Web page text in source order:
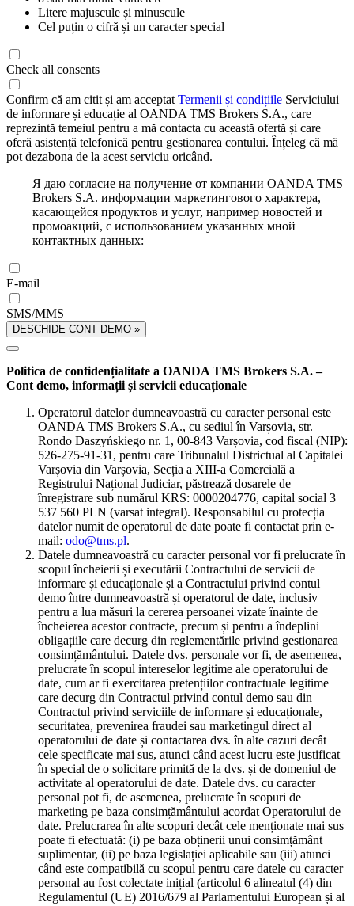
Litere majuscule și minuscule
Cel puțin o cifră și un caracter special
Check all consents
Confirm că am citit și am acceptat Termenii și condițiile Serviciului
de informare și educație al OANDA TMS Brokers S.A., care
reprezintă temeiul pentru a mă contacta cu această ofertă și care
oferă asistență telefonică pentru gestionarea contului. Înțeleg că mă
pot dezabona de la acest serviciu oricând.
Я даю согласие на получение от компании OANDA TMS
Brokers S.A. информации маркетингового характера,
касающейся продуктов и услуг, например новостей и
промоакций, с использованием указанных мной
контактных данных:
E-mail
SMS/MMS
DESCHIDE CONT DEMO »
Politica de confidențialitate a OANDA TMS Brokers S.A. –
Cont demo, informații și servicii educaționale
Operatorul datelor dumneavoastră cu caracter personal este
OANDA TMS Brokers S.A., cu sediul în Varșovia, str.
Rondo Daszyńskiego nr. 1, 00-843 Varșovia, cod fiscal (NIP):
526-275-91-31, pentru care Tribunalul Districtual al Capitalei
Varșovia din Varșovia, Secția a XIII-a Comercială a
Registrului Național Judiciar, păstrează dosarele de
înregistrare sub numărul KRS: 0000204776, capital social 3
537 560 PLN (varsat integral). Responsabilul cu protecția
datelor numit de operatorul de date poate fi contactat prin e-
mail: odo@tms.pl.
Datele dumneavoastră cu caracter personal vor fi prelucrate în
scopul încheierii și executării Contractului de servicii de
informare și educaționale și a Contractului privind contul
demo între dumneavoastră și operatorul de date, inclusiv
pentru a lua măsuri la cererea persoanei vizate înainte de
încheierea acestor contracte, precum și pentru a îndeplini
obligațiile care decurg din reglementările privind gestionarea
consimțământului. Datele dvs. personale vor fi, de asemenea,
prelucrate în scopul intereselor legitime ale operatorului de
date, cum ar fi exercitarea pretențiilor contractuale legitime
care decurg din Contractul privind contul demo sau din
Contractul privind serviciile de informare și educaționale,
securitatea, prevenirea fraudei sau marketingul direct al
operatorului de date și contactarea dvs. în alte cazuri decât
cele specificate mai sus, atunci când acest lucru este justificat
în special de o solicitare primită de la dvs. și de domeniul de
activitate al operatorului de date. Datele dvs. cu caracter
personal pot fi, de asemenea, prelucrate în scopuri de
marketing pe baza consimțământului acordat Operatorului de
date. Prelucrarea în alte scopuri decât cele menționate mai sus
poate fi efectuată: (i) pe baza obținerii unui consimțământ
suplimentar, (ii) pe baza legislației aplicabile sau (iii) atunci
când este compatibilă cu scopul pentru care datele cu caracter
personal au fost colectate inițial (articolul 6 alineatul (4) din
Regulamentul (UE) 2016/679 al Parlamentului European și al